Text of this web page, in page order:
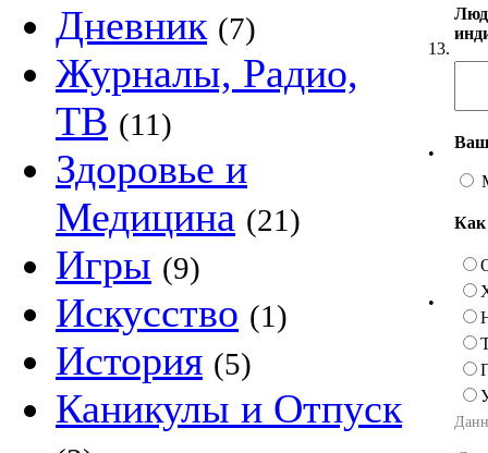
Дневник (7)
Журналы, Радио,
ТВ (11)
Здоровье и
Медицина (21)
Игры (9)
Искусство (1)
История (5)
Каникулы и Отпуск
13.
•
•
Как